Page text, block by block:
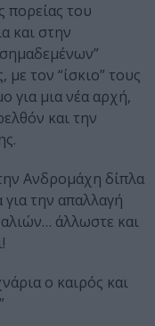
του
και στην
τον “ίσκιο” τους
για μια νέα αρχή,
και την
Ανδρομάχη δίπλα
την απαλλαγή
άλλωστε και
ο καιρός και
τους”